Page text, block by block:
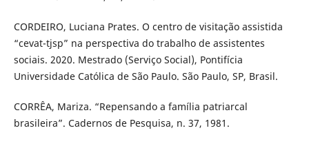
CORDEIRO, Luciana Prates. O centro de visitação assistida
“cevat-tjsp” na perspectiva do trabalho de assistentes
sociais. 2020. Mestrado (Serviço Social), Pontifícia
Universidade Católica de São Paulo. São Paulo, SP, Brasil.
CORRÊA, Mariza. “Repensando a família patriarcal
brasileira”. Cadernos de Pesquisa, n. 37, 1981.